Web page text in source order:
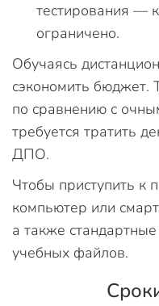
тестирования —
ограничено.
Обучаясь
сэкономить бюджет.
по сравнению с
требуется тратить
ДПО.
Чтобы приступить к
компьютер или
а также
учебных файлов.